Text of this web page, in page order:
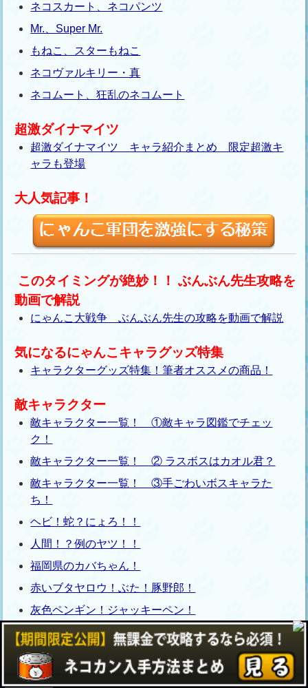
ネコスカート、ネコパンツ
Mr.、Super Mr.
もねこ、スターもねこ
ネコヴァルキリー・真
ネコムート、狂乱のネコムート
超激ダイナマイツ
超激ダイナマイツ キャラ紹介まとめ 限定超激キ
ャラも登場
大人気記事！
このタイミングが絶妙！！ ぶんぶん先生攻略を
動画で解説
にゃんこ大戦争 ぶんぶん先生の攻略を動画で解説
気になるにゃんこキャラグッズ特集
キャラクターグッズ特集！筆者オススメの商品！
敵キャラクター
敵キャラクター一覧！ ①敵キャラ図鑑でチェッ
ク！
敵キャラクター一覧！ ② ラスボスはカオル君？
敵キャラクター一覧！ ③手ごわいボスキャラた
ち！
ヘビ！蛇？にょろ！！
人間！？例のヤツ！！
福岡県のカバちゃん！
赤いブタヤロウ！ぶた！豚野郎！
灰色ペンギン！ジャッキーペン！
ブサイクなゴリラ！ゴリさん！
特徴のない羊！メェメェ！